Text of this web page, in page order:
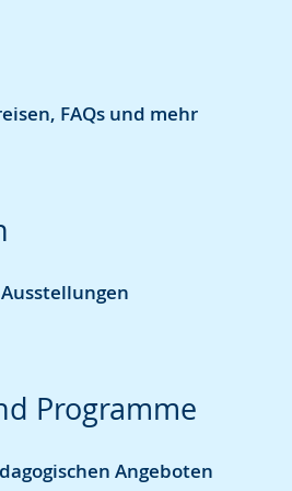
FAQs und mehr
Programme
Angeboten